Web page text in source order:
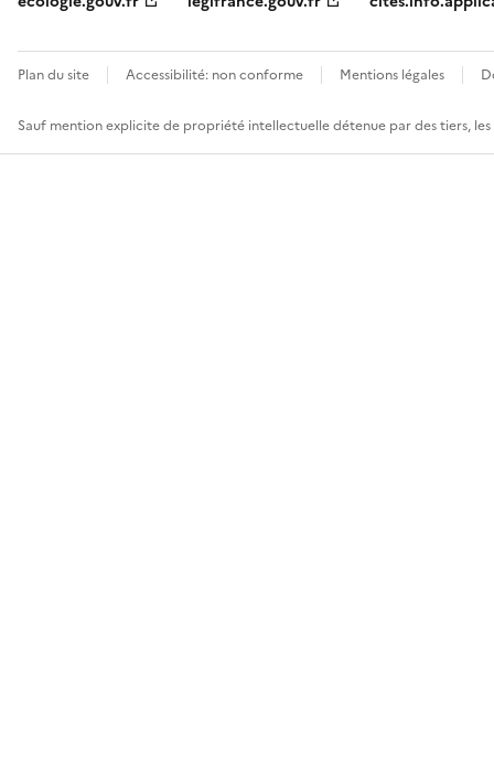
Plan du site Accessibilité: non conforme Mentions légales
Sauf mention explicite de propriété intellectuelle détenue par des tiers,